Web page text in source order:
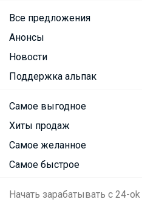
Все предложения
Анонсы
Новости
Поддержка альпак
Самое выгодное
Хиты продаж
Самое желанное
Самое быстрое
Начать зарабатывать с 24-ok